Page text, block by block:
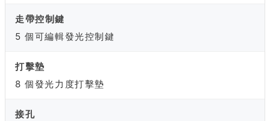
走帶控制鍵
5 個可編輯發光控制鍵
打擊墊
8 個發光力度打擊墊
接孔